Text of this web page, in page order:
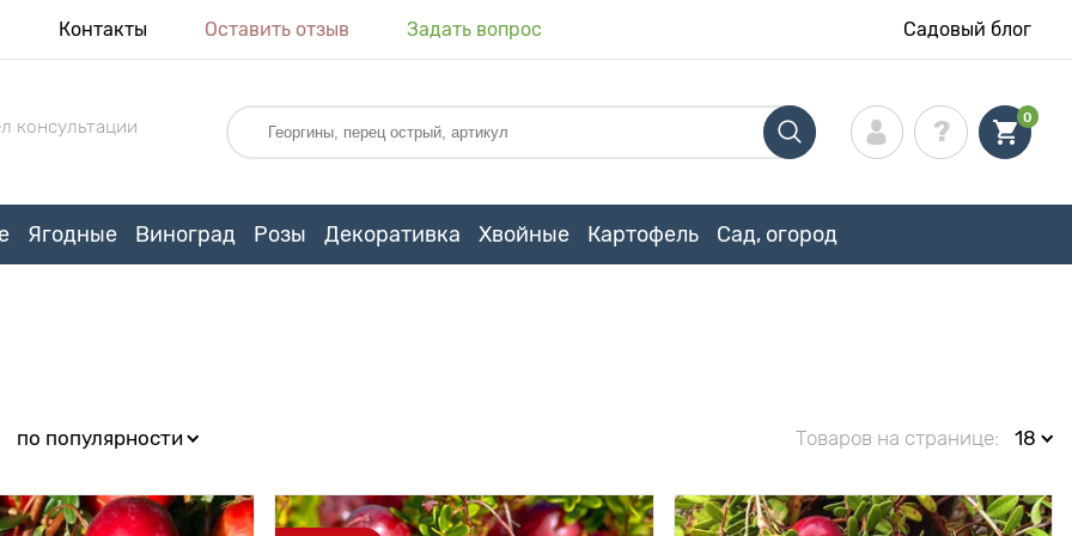
Контакты Оставить отзыв Задать вопрос Садовый блог
консультации 0
Ягодные Виноград Розы Декоративка Хвойные Картофель Сад, огород
по популярности Товаров на странице: 18